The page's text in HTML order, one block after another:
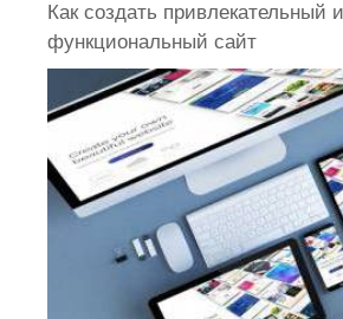
Как создать привлекательный и
функциональный сайт